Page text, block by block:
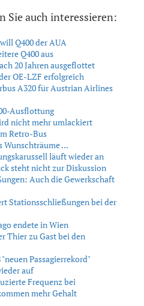
Sie auch interessieren:
Q400 der AUA
Q400 aus
20 Jahren ausgeflottet
OE-LZF erfolgreich
A320 für Austrian Airlines
Ausflottung
nicht mehr umlackiert
Retro-Bus
Wunschträume ...
läuft wieder an
steht nicht zur Diskussion
Auch die Gewerkschaft
Stationsschließungen bei der
endete in Wien
Thier zu Gast bei den
Passagierrekord"
auf
Frequenz bei
mehr Gehalt